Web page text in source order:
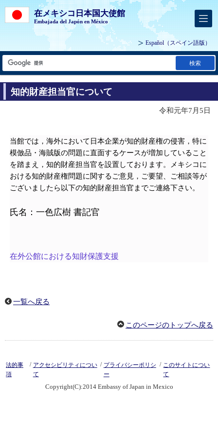
在メキシコ日本国大使館
Embajada del Japón en México
Español（スペイン語版）
検索
知的財産担当官について
令和元年7月5日
当館では，海外において日本企業が知的財産権の侵害，特に
模倣品・海賊版の問題に直面するケースが増加していること
を踏まえ，知的財産担当官を設置しております。メキシコに
おける知的財産権問題に関するご意見，ご要望、ご相談等が
ございましたら以下の知的財産担当官までご連絡下さい。
氏名：一色広樹 書記官
在外公館における知財保護支援
一覧へ戻る
このページのトップへ戻る
法的事
項
/ アクセシビリティについ
て
/ プライバシーポリシ
ー
/ このサイトについ
て
Copyright(C):2014 Embassy of Japan in Mexico